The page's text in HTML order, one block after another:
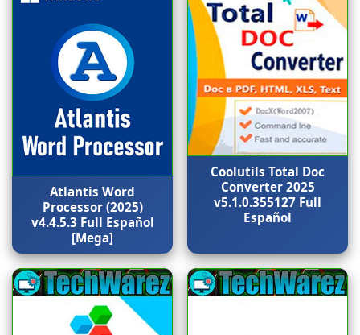
Atlantis Word
Processor (2025)
v4.4.5.3 Full Español
[Mega]
Coolutils Total Doc
Converter 2025
v5.1.0.355127 Full
Español